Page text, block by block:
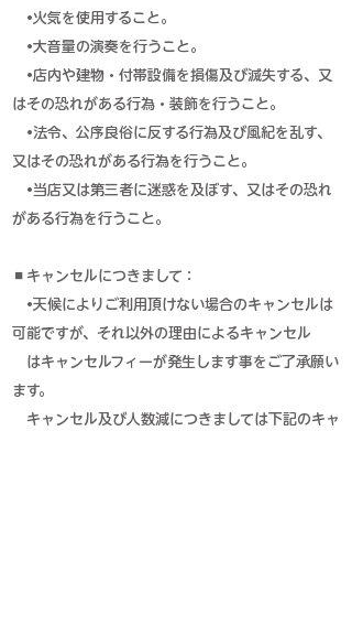
•火気を使用すること。
•大音量の演奏を行うこと。
•店内や建物・付帯設備を損傷及び滅失する、又
はその恐れがある行為・装飾を行うこと。
•法令、公序良俗に反する行為及び風紀を乱す、
又はその恐れがある行為を行うこと。
•当店又は第三者に迷惑を及ぼす、又はその恐れ
がある行為を行うこと。
◼キャンセルにつきまして：
•天候によりご利用頂けない場合のキャンセルは
可能ですが、それ以外の理由によるキャンセル
はキャンセルフィーが発生します事をご了承願い
ます。
キャンセル及び人数減につきましては下記のキャ